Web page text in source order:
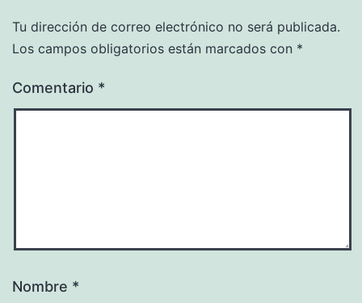
Tu dirección de correo electrónico no será publicada.
Los campos obligatorios están marcados con *
Comentario *
Nombre *